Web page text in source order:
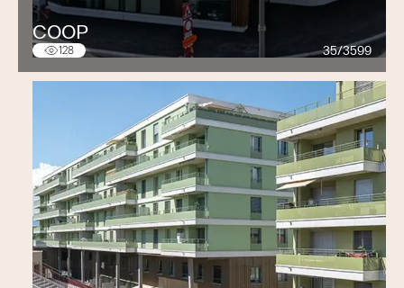
COOP
128 35/3599